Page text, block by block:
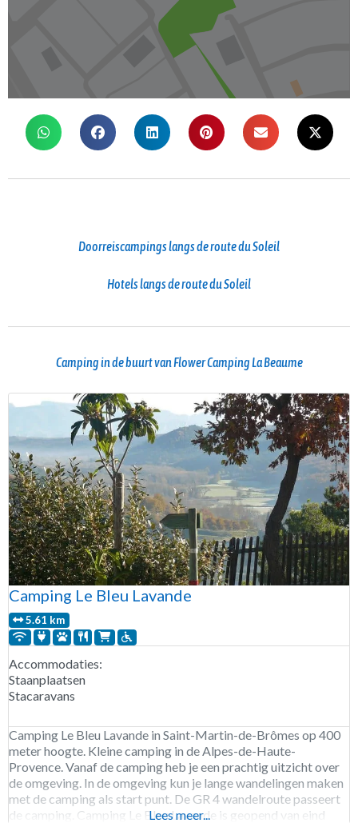
Doorreiscampings langs de route du Soleil
Hotels langs de route du Soleil
Camping in de buurt van Flower Camping La Beaume
Camping Le Bleu Lavande
5.61 km
Accommodaties:
Staanplaatsen
Stacaravans
Camping Le Bleu Lavande in Saint-Martin-de-Brômes op 400
meter hoogte. Kleine camping in de Alpes-de-Haute-
Provence. Vanaf de camping heb je een prachtig uitzicht over
de omgeving. In de omgeving kun je lange wandelingen maken
met de camping als start punt. De GR 4 wandelroute passeert
de camping. Camping Le Bleu Lavande is geopend van eind
Lees meer...